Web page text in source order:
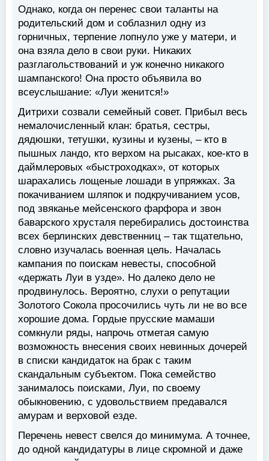
Однако, когда он перенес свои таланты на
родительский дом и соблазнил одну из
горничных, терпение лопнуло уже у матери, и
она взяла дело в свои руки. Никаких
разглагольствований и уж конечно никакого
шампанского! Она просто объявила во
всеуслышание: «Луи женится!»
Дитрихи созвали семейный совет. Прибыл весь
немалочисленный клан: братья, сестры,
дядюшки, тетушки, кузины и кузены, – кто в
пышных ландо, кто верхом на рысаках, кое-кто в
даймлеровых «быстроходках», от которых
шарахались лощеные лошади в упряжках. За
покачиванием шляпок и подкручиванием усов,
под звяканье мейсенского фарфора и звон
баварского хрусталя перебирались достоинства
всех берлинских девственниц – так тщательно,
словно изучалась военная цель. Началась
кампания по поискам невесты, способной
«держать Луи в узде». Но далеко дело не
продвинулось. Вероятно, слухи о репутации
Золотого Сокола просочились чуть ли не во все
хорошие дома. Гордые прусские мамаши
сомкнули ряды, напрочь отметая самую
возможность внесения своих невинных дочерей
в списки кандидаток на брак с таким
скандальным субъектом. Пока семейство
занималось поисками, Луи, по своему
обыкновению, с удовольствием предавался
амурам и верховой езде.
Перечень невест свелся до минимума. А точнее,
до одной кандидатуры в лице скромной и даже